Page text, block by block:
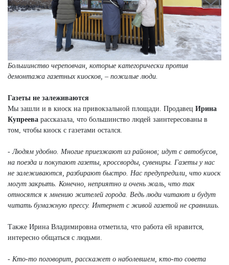
Большинство череповчан, которые категорически против
демонтажа газетных киосков, – пожилые люди.
Газеты не залеживаются
Мы зашли и в киоск на привокзальной площади. Продавец Ирина
Купреева рассказала, что большинство людей заинтересованы в
том, чтобы киоск с газетами остался.
- Людям удобно. Многие приезжают из районов; идут с автобусов,
на поезда и покупают газеты, кроссворды, сувениры. Газеты у нас
не залеживаются, разбирают быстро. Нас предупредили, что киоск
могут закрыть. Конечно, неприятно и очень жаль, что так
относятся к мнению жителей города. Ведь люди читают и будут
читать бумажную прессу. Интернет с живой газетой не сравнишь.
Также Ирина Владимировна отметила, что работа ей нравится,
интересно общаться с людьми.
- Кто-то поговорит, расскажет о наболевшем, кто-то совета